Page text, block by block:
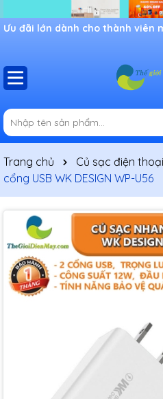
Ưu đãi lớn dành cho thành viên
Trang chủ Củ sạc điện
cổng USB WK DESIGN WP-U56